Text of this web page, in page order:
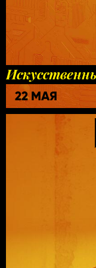
22 МАЯ